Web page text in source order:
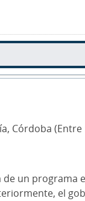
Córdoba
un programa
el